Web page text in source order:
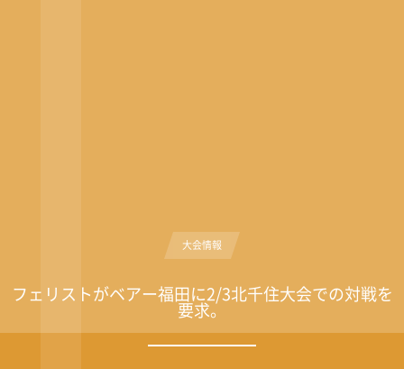
大会情報
フェリストがベアー福田に2/3北千住大会での対戦を
要求。